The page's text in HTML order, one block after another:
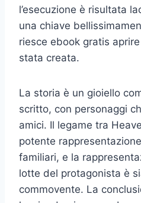
l’esecuzione è risultata
una chiave
riesce ebook gratis
stata creata.
La storia è un gioiello
scritto, con personaggi
amici. Il legame tra
potente
familiari, e la
lotte del protagonista è
commovente. La